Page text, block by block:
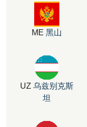
ME 黑山
UZ 乌兹别克斯
坦